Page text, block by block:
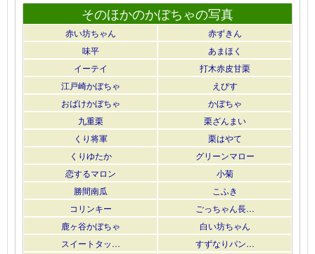
そのほかのかぼちゃの写真
赤い坊ちゃん
赤ずきん
味平
あまほく
イーテイ
打木赤皮甘栗
江戸崎かぼちゃ
えびす
おばけかぼちゃ
かぼちゃ
九重栗
栗ざんまい
くり将軍
栗はやて
くりゆたか
グリーンマロー
恋するマロン
小菊
勝間南瓜
こふき
コリンキー
ごっちゃん長…
鹿ヶ谷かぼちゃ
白い坊ちゃん
スイートタッ…
すずなりパン…